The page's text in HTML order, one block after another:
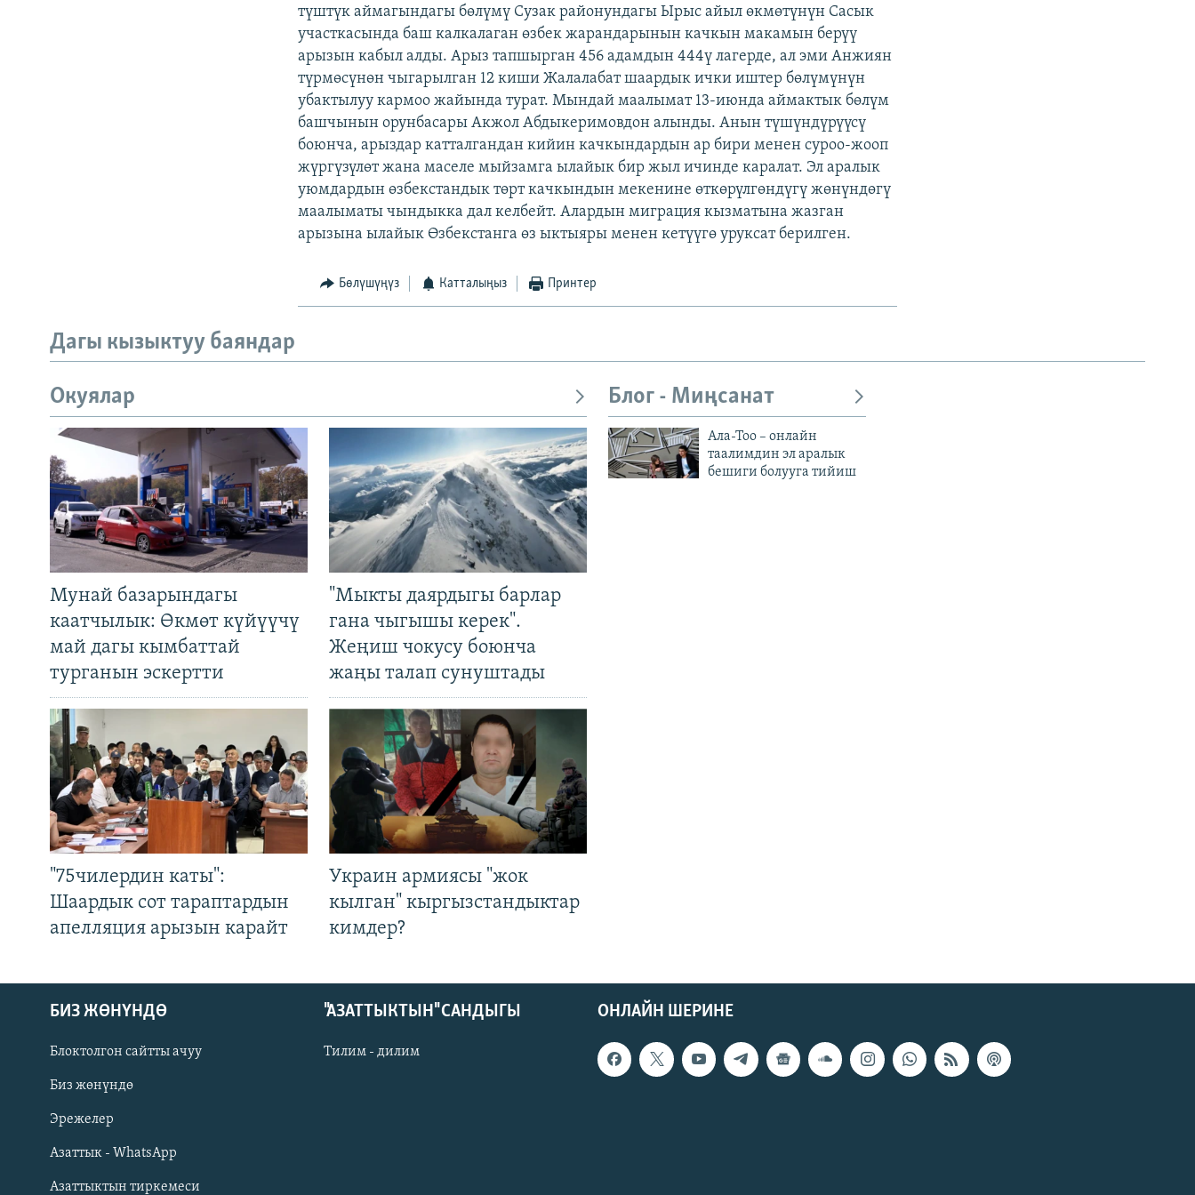
Русский
ОНЛАЙН ШЕРИНЕ
түштүк аймагындагы бөлүмү Сузак районундагы Ырыс айыл өкмөтүнүн Сасык
участкасында баш калкалаган өзбек жарандарынын качкын макамын берүү
арызын кабыл алды. Арыз тапшырган 456 адамдын 444ү лагерде, ал эми Анжиян
түрмөсүнөн чыгарылган 12 киши Жалалабат шаардык ички иштер бөлүмүнүн
убактылуу кармоо жайында турат. Мындай маалымат 13-июнда аймактык бөлүм
башчынын орунбасары Акжол Абдыкеримовдон алынды. Анын түшүндүрүүсү
боюнча, арыздар катталгандан кийин качкындардын ар бири менен суроо-жооп
жүргүзүлөт жана маселе мыйзамга ылайык бир жыл ичинде каралат. Эл аралык
уюмдардын өзбекстандык төрт качкындын мекенине өткөрүлгөндүгү жөнүндөгү
маалыматы чындыкка дал келбейт. Алардын миграция кызматына жазган
арызына ылайык Өзбекстанга өз ыктыяры менен кетүүгө уруксат берилген.
Бөлүшүңүз Катталыңыз Принтер
Дагы кызыктуу баяндар
Окуялар
Мунай базарындагы
каатчылык: Өкмөт күйүүчү
май дагы кымбаттай
турганын эскертти
"Мыкты даярдыгы барлар
гана чыгышы керек".
Жеңиш чокусу боюнча
жаңы талап сунуштады
"75чилердин каты":
Шаардык сот тараптардын
апелляция арызын карайт
Украин армиясы "жок
кылган" кыргызстандыктар
кимдер?
Блог - Миңсанат
Ала-Тоо – онлайн
таалимдин эл аралык
бешиги болууга тийиш
ОНЛАЙН ШЕРИНЕ
БИЗ ЖӨНҮНДӨ
Блоктолгон сайтты ачуу
Биз жөнүндө
Эрежелер
Азаттык - WhatsApp
Азаттыктын тиркемеси
"АЗАТТЫКТЫН" САНДЫГЫ
Тилим - дилим